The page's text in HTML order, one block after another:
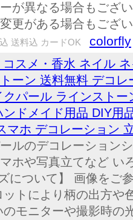
が異なる場合もござ
更がある場合もござ
送料込 カードOK colorfly
コスメ・香水 ネイル
ーン 送料無料 デコ
クパール ラインスト
ンドメイド用品 DIY用
マホ デコレーション
ルのデコレーション
マホや写真立てなど
について】 画像をご
ットにより柄の出方や
モニターや撮影時の